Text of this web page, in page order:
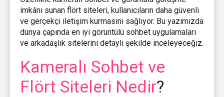
imkânı sunan flört siteleri, kullanıcıların daha güvenli
ve gerçekçi iletişim kurmasını sağlıyor. Bu yazımızda
dünya çapında en iyi görüntülü sohbet uygulamaları
ve arkadaşlık sitelerini detaylı şekilde inceleyeceğiz.
Kameralı Sohbet ve
Flört Siteleri Nedir?